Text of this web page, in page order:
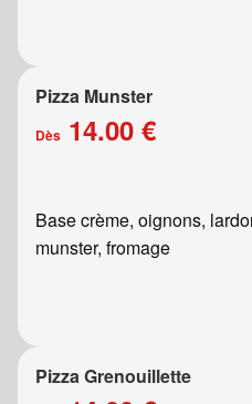
Pizza Munster
Dès 14.00 €
Base crème, oignons,
munster, fromage
Pizza Grenouillette